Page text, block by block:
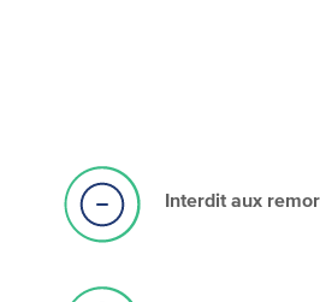
Interdit aux